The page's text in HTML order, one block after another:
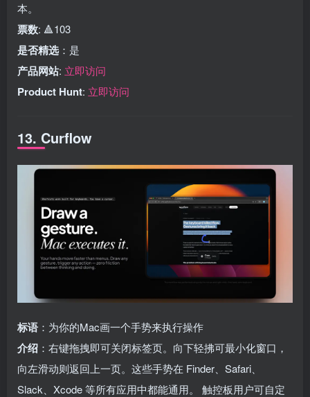
本。
票数: 🔺103
是否精选 ：是
产品网站: 立即访问
Product Hunt: 立即访问
13. Curflow
标语 ：为你的Mac画一个手势来执行操作
介绍 ：右键拖拽即可关闭标签页。向下轻拂可最小化窗口，
向左滑动则返回上一页。这些手势在 Finder、Safari、
Slack、Xcode 等所有应用中都能通用。 触控板用户可自定